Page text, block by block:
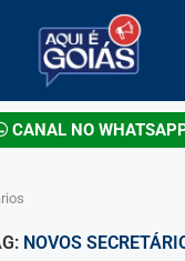
CANAL NO
NOVOS